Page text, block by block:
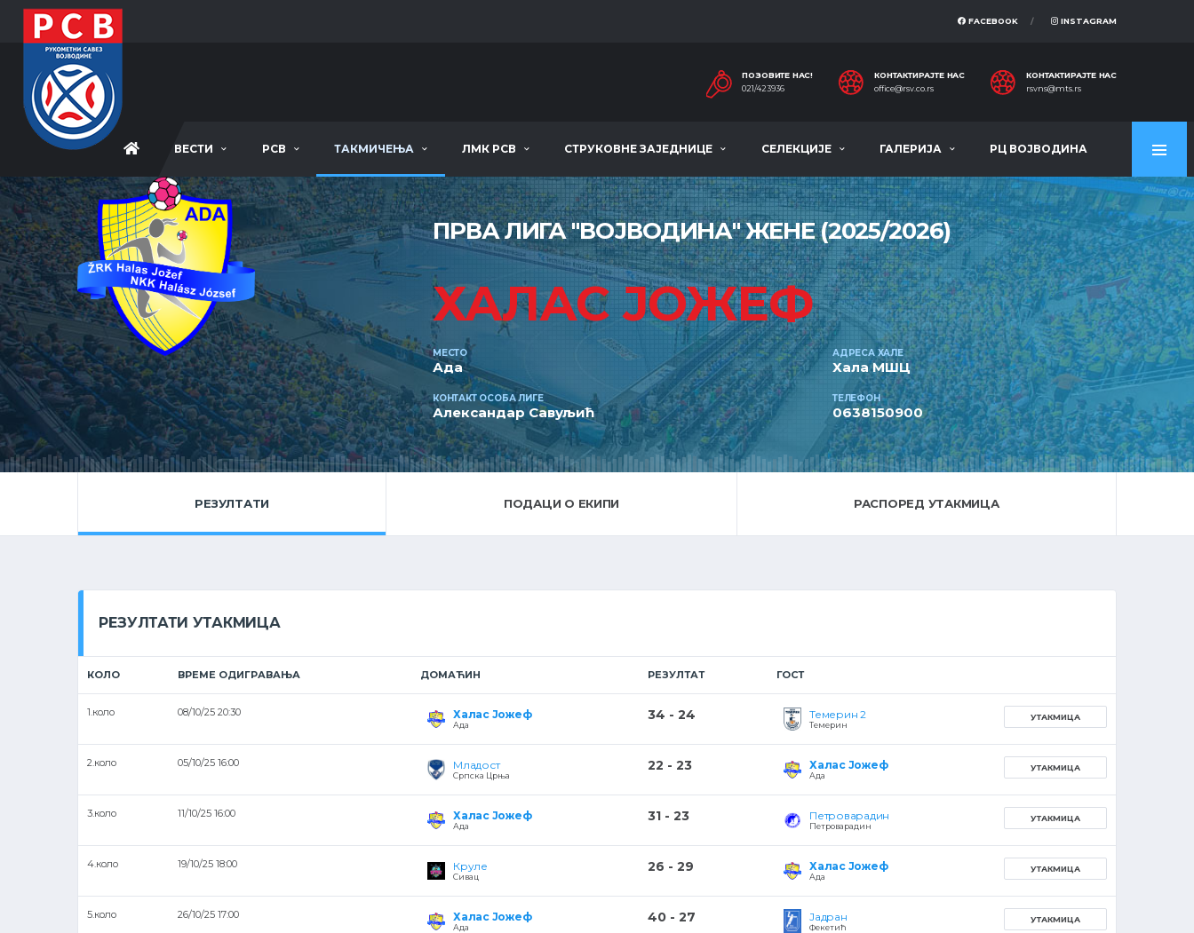
FACEBOOK INSTAGRAM
ПОЗОВИТЕ НАС!
021/423936
КОНТАКТИРАЈТЕ НАС
office@rsv.co.rs
КОНТАКТИРАЈТЕ НАС
rsvns@mts.rs
ВЕСТИ РСВ ТАКМИЧЕЊА ЛМК РСВ СТРУКОВНЕ ЗАЈЕДНИЦЕ СЕЛЕКЦИЈЕ ГАЛЕРИЈА РЦ ВОЈВОДИНА
ПРВА ЛИГА ''ВОЈВОДИНА'' ЖЕНЕ (2025/2026)
ХАЛАС ЈОЖЕФ
МЕСТО
Ада
АДРЕСА ХАЛЕ
Хала МШЦ
КОНТАКТ ОСОБА ЛИГЕ
Александар Савуљић
ТЕЛЕФОН
0638150900
РЕЗУЛТАТИ ПОДАЦИ О ЕКИПИ РАСПОРЕД УТАКМИЦА
РЕЗУЛТАТИ УТАКМИЦА
КОЛО ВРЕМЕ ОДИГРАВАЊА ДОМАЋИН РЕЗУЛТАТ ГОСТ
1.коло 08/10/25 20:30 Халас Јожеф
Ада
34 - 24 Темерин 2
Темерин
УТАКМИЦА
2.коло 05/10/25 16:00 Младост
Српска Црња
22 - 23 Халас Јожеф
Ада
УТАКМИЦА
3.коло 11/10/25 16:00 Халас Јожеф
Ада
31 - 23 Петроварадин
Петроварадин
УТАКМИЦА
4.коло 19/10/25 18:00 Круле
Сивац
26 - 29 Халас Јожеф
Ада
УТАКМИЦА
5.коло 26/10/25 17:00 Халас Јожеф
Ада
40 - 27 Јадран
Фекетић
УТАКМИЦА